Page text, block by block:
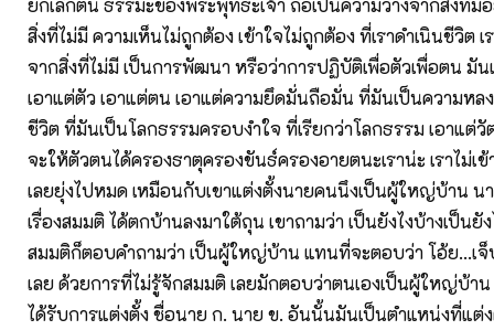
ยกเลิกตน ธรรมะของพระพุทธะเจ้า ถือเป็นความว่างจากสิ่งที่มี
สิ่งที่ไม่มี ความเห็นไม่ถูกต้อง เข้าใจไม่ถูกต้อง ที่เราดำเนินชีวิต เ
จากสิ่งที่ไม่มี เป็นการพัฒนา หรือว่าการปฏิบัติเพื่อตัวเพื่อตน มั
เอาแต่ตัว เอาแต่ตน เอาแต่ความยึดมั่นถือมั่น ที่มันเป็นความหล
ชีวิต ที่มันเป็นโลกธรรมครอบงำใจ ที่เรียกว่าโลกธรรม เอาแต่
จะให้ตัวตนได้ครองธาตุครองขันธ์ครองอายตนะเราน่ะ เราไม่เ
เลยยุ่งไปหมด เหมือนกับเขาแต่งตั้งนายคนนึงเป็นผู้ใหญ่บ้าน
เรื่องสมมติ ได้ตกบ้านลงมาใต้ถุน เขาถามว่า เป็นยังไงบ้างเป็นยั
สมมติก็ตอบคำถามว่า เป็นผู้ใหญ่บ้าน แทนที่จะตอบว่า โอ้ย...เ
เลย ด้วยการที่ไม่รู้จักสมมติ เลยมักตอบว่าตนเองเป็นผู้ใหญ่บ้า
ได้รับการแต่งตั้ง ชื่อนาย ก. นาย ข. อันนั้นมันเป็นตำแหน่งที่แต่